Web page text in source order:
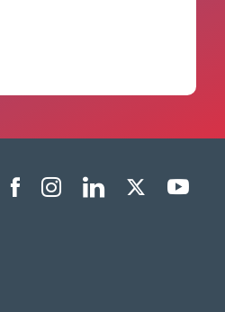
Menu liens sociaux